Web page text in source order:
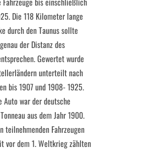
Die 118 Kilometer lange
durch den Taunus sollte
der Distanz des
Gewertet wurde
unterteilt nach
bis 1907 und 1908- 1925.
Auto war der deutsche
aus dem Jahr 1900.
teilnehmenden Fahrzeugen
vor dem 1. Weltkrieg zählten